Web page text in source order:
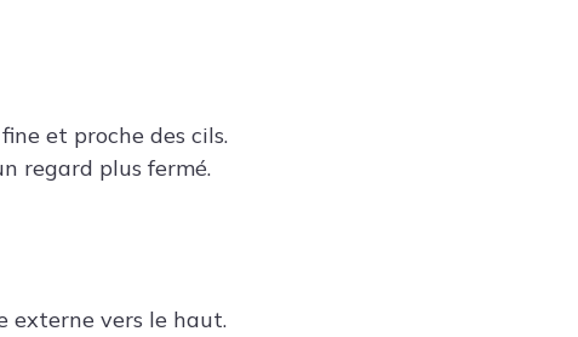
et proche des cils.
regard plus fermé.
externe vers le haut.